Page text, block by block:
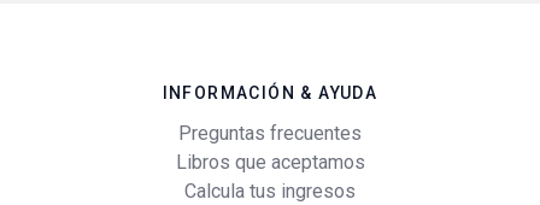
INFORMACIÓN & AYUDA
Preguntas frecuentes
Libros que aceptamos
Calcula tus ingresos